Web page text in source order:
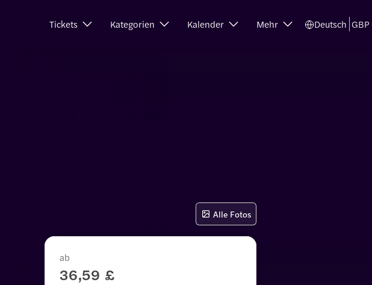
Tickets Kategorien Kalender Mehr Deutsch GBP
Alle Fotos
ab
36,59 £